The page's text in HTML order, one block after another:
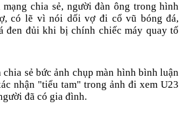
mạng chia sẻ, người đàn ông trong hình
có lẽ vì nói dối vợ đi cổ vũ bóng đá,
đen đủi khi bị chính chiếc máy quay tố
chia sẻ bức ảnh chụp màn hình bình luận
nhận "tiểu tam" trong ảnh đi xem U23
đã có gia đình.